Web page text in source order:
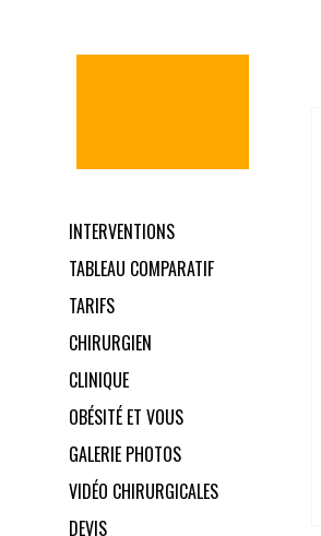
INTERVENTIONS
TABLEAU COMPARATIF
TARIFS
CHIRURGIEN
CLINIQUE
OBÉSITÉ ET VOUS
GALERIE PHOTOS
VIDÉO CHIRURGICALES
DEVIS